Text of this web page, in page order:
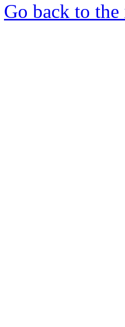
Go back to the